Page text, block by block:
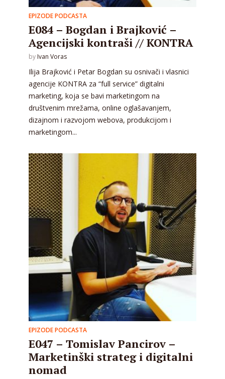
EPIZODE PODCASTA
E084 – Bogdan i Brajković –
Agencijski kontraši // KONTRA
by Ivan Voras
Ilija Brajković i Petar Bogdan su osnivači i vlasnici
agencije KONTRA za “full service” digitalni
marketing, koja se bavi marketingom na
društvenim mrežama, online oglašavanjem,
dizajnom i razvojom webova, produkcijom i
marketingom...
EPIZODE PODCASTA
E047 – Tomislav Pancirov –
Marketinški strateg i digitalni
nomad